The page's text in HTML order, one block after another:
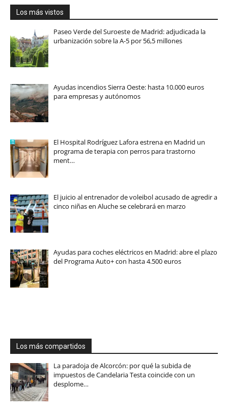
Los más vistos
Paseo Verde del Suroeste de Madrid: adjudicada la
urbanización sobre la A-5 por 56,5 millones
Ayudas incendios Sierra Oeste: hasta 10.000 euros
para empresas y autónomos
El Hospital Rodríguez Lafora estrena en Madrid un
programa de terapia con perros para trastorno
ment…
El juicio al entrenador de voleibol acusado de agredir a
cinco niñas en Aluche se celebrará en marzo
Ayudas para coches eléctricos en Madrid: abre el plazo
del Programa Auto+ con hasta 4.500 euros
Los más compartidos
La paradoja de Alcorcón: por qué la subida de
impuestos de Candelaria Testa coincide con un
desplome…